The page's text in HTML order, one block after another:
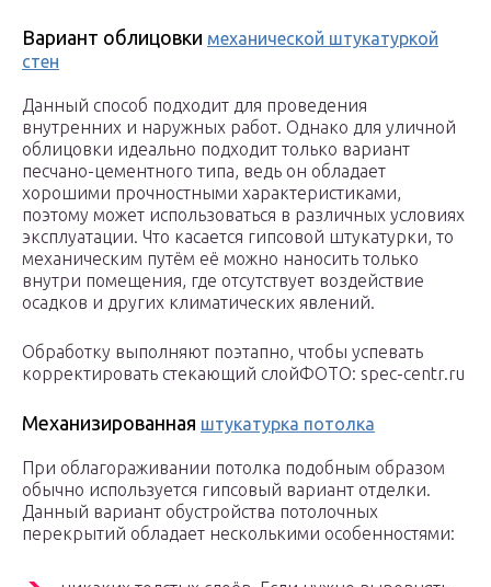
Вариант облицовки механической штукатуркой
стен
Данный способ подходит для проведения
внутренних и наружных работ. Однако для уличной
облицовки идеально подходит только вариант
песчано-цементного типа, ведь он обладает
хорошими прочностными характеристиками,
поэтому может использоваться в различных условиях
эксплуатации. Что касается гипсовой штукатурки, то
механическим путём её можно наносить только
внутри помещения, где отсутствует воздействие
осадков и других климатических явлений.
Обработку выполняют поэтапно, чтобы успевать
корректировать стекающий слойФОТО: spec-centr.ru
Механизированная штукатурка потолка
При облагораживании потолка подобным образом
обычно используется гипсовый вариант отделки.
Данный вариант обустройства потолочных
перекрытий обладает несколькими особенностями: